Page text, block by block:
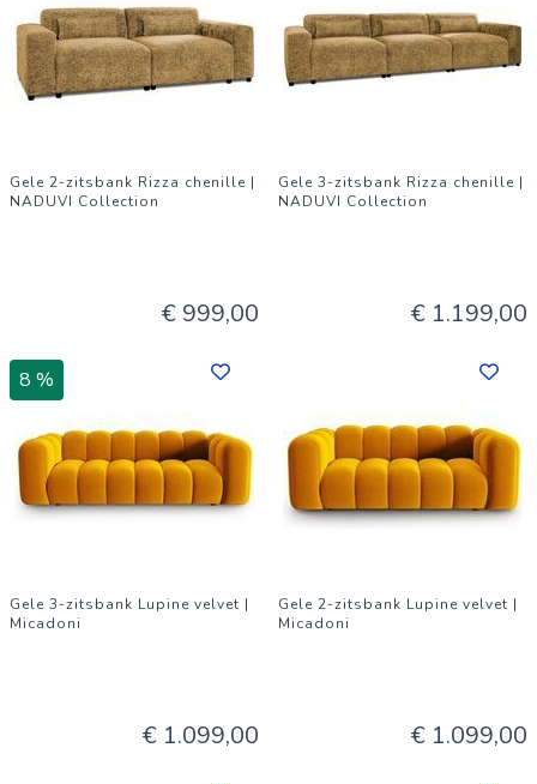
Gele 2-zitsbank Rizza chenille |
NADUVI Collection
€ 999,00
Gele 3-zitsbank Rizza chenille |
NADUVI Collection
€ 1.199,00
8 %
Gele 3-zitsbank Lupine velvet |
Micadoni
€ 1.099,00
Gele 2-zitsbank Lupine velvet |
Micadoni
€ 1.099,00